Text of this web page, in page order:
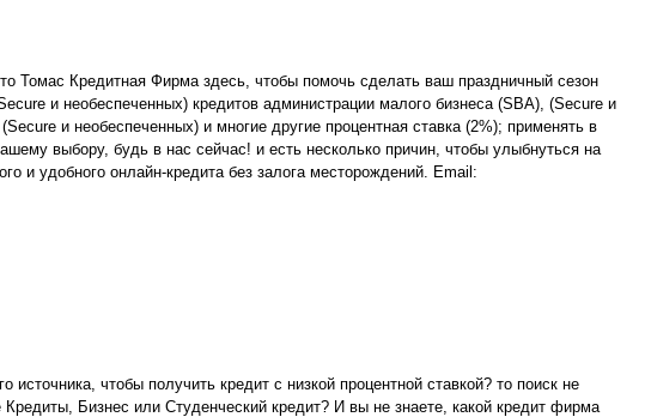
Кредитная Фирма здесь, чтобы помочь сделать ваш праздничный сезон
и необеспеченных) кредитов администрации малого бизнеса (SBA), (Secure и
и необеспеченных) и многие другие процентная ставка (2%); применять в
выбору, будь в нас сейчас! и есть несколько причин, чтобы улыбнуться на
и удобного онлайн-кредита без залога месторождений. Email:
чтобы получить кредит с низкой процентной ставкой? то поиск не
Бизнес или Студенческий кредит? И вы не знаете, какой кредит фирма